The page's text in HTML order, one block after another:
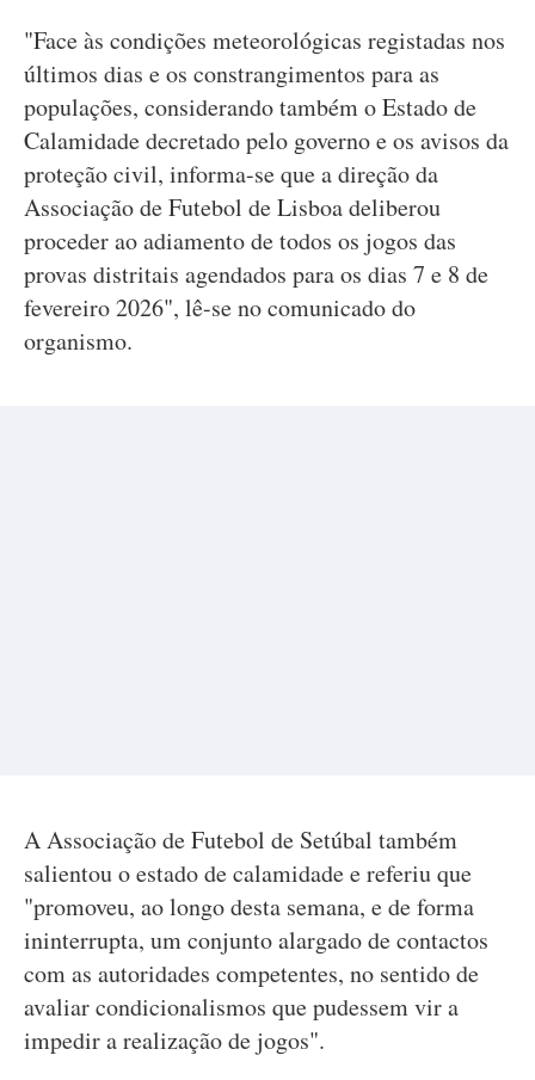
"Face às condições meteorológicas registadas nos
últimos dias e os constrangimentos para as
populações, considerando também o Estado de
Calamidade decretado pelo governo e os avisos da
proteção civil, informa-se que a direção da
Associação de Futebol de Lisboa deliberou
proceder ao adiamento de todos os jogos das
provas distritais agendados para os dias 7 e 8 de
fevereiro 2026", lê-se no comunicado do
organismo.
A Associação de Futebol de Setúbal também
salientou o estado de calamidade e referiu que
"promoveu, ao longo desta semana, e de forma
ininterrupta, um conjunto alargado de contactos
com as autoridades competentes, no sentido de
avaliar condicionalismos que pudessem vir a
impedir a realização de jogos".